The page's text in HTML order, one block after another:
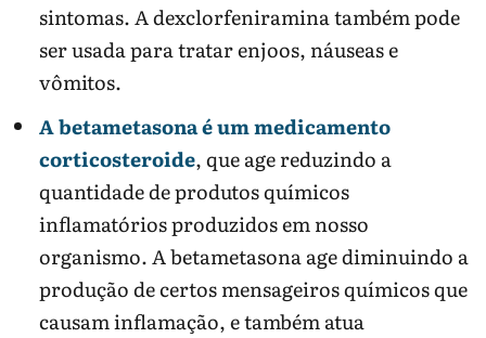
sintomas. A dexclorfeniramina também pode
ser usada para tratar enjoos, náuseas e
vômitos.
A betametasona é um medicamento
corticosteroide, que age reduzindo a
quantidade de produtos químicos
inflamatórios produzidos em nosso
organismo. A betametasona age diminuindo a
produção de certos mensageiros químicos que
causam inflamação, e também atua